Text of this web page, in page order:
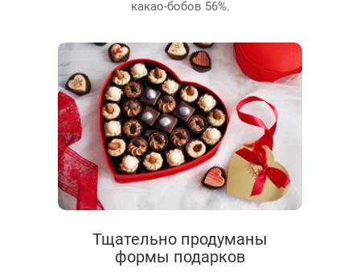
какао-бобов 56%.
Тщательно продуманы
формы подарков